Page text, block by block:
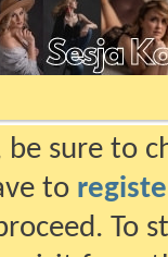
sure to
to
To